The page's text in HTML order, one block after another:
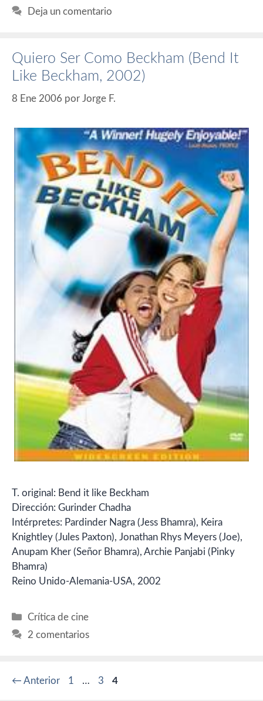
Deja un comentario
Quiero Ser Como Beckham (Bend It
Like Beckham, 2002)
8 Ene 2006 por Jorge F.
T. original: Bend it like Beckham
Dirección: Gurinder Chadha
Intérpretes: Pardinder Nagra (Jess Bhamra), Keira
Knightley (Jules Paxton), Jonathan Rhys Meyers (Joe),
Anupam Kher (Señor Bhamra), Archie Panjabi (Pinky
Bhamra)
Reino Unido-Alemania-USA, 2002
Categorías
Crítica de cine
2 comentarios
← Anterior Página
1 … Página
3 Página
4